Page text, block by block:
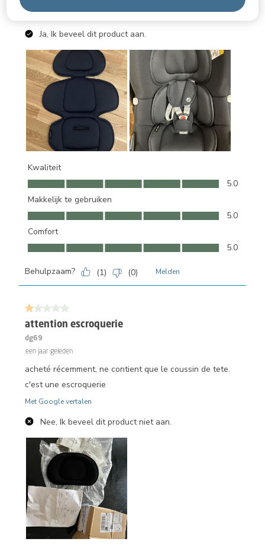
Leistungs-Verhältnis, Praktische Eigenschaften
Ja, Ik beveel dit product aan.
Kwaliteit
Kwaliteit, 5.0 van 5
5.0
Makkelijk te gebruiken
Makkelijk te gebruiken, 5.0 van 5
5.0
Comfort
Comfort, 5.0 van 5
5.0
Behulpzaam? (1) (0) Melden
1 van 5 sterren.
attention escroquerie
dg69
een jaar geleden
acheté récemment, ne contient que le coussin de tete.
c'est une escroquerie
Met Google vertalen
Nee, Ik beveel dit product niet aan.